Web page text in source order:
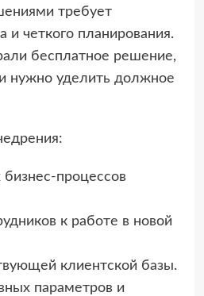
требует
и четкого планирования.
бесплатное решение,
нужно уделить должное
процессов
к работе в новой
клиентской базы.
параметров и